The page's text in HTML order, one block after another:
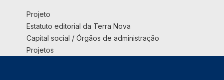
Projeto
Estatuto editorial da Terra Nova
Capital social / Órgãos de administração
Projetos